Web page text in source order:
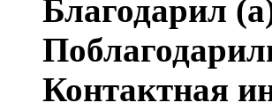
Благодарил
Контактная